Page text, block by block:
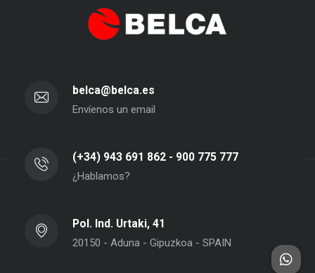
belca@belca.es
Envíenos un email
(+34) 943 691 862 - 900 775 777
¿Hablamos?
Pol. Ind. Urtaki, 41
20150 - Aduna - Gipuzkoa - SPAIN